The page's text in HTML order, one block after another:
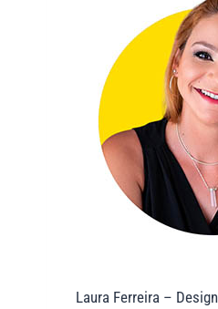
Laura Ferreira –